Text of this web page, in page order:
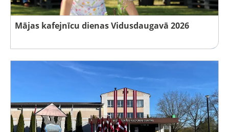
Mājas kafejnīcu dienas Vidusdaugavā 2026